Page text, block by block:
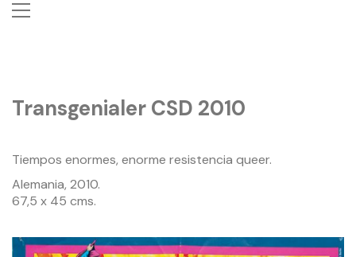
Transgenialer CSD 2010
Tiempos enormes, enorme resistencia queer.
Alemania, 2010.
67,5 x 45 cms.